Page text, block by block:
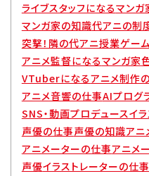
ライブスタッフになるマンガ
マンガ家の知識代アニの制
突撃！隣の代アニ授業ゲーム
アニメ監督になるマンガ家
VTuberになるアニメ制作
アニメ音響の仕事AIプログ
SNS・動画プロデュースイ
声優の仕事声優の知識アニ
アニメーターの仕事アニメ
声優イラストレーターの仕事